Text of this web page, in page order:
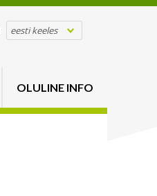
eesti keeles
OLULINE INFO